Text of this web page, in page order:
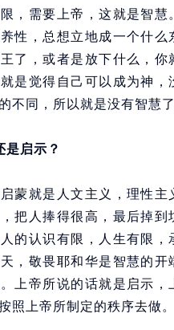
，需要上帝，这就是智慧
性，总想立地成一个什么
了，或者是放下什么，你
是觉得自己可以成为神，
不同，所以就是没有智慧了
是启示？
蒙就是人文主义，理性主
把人捧得很高，最后掉到
的认识有限，人生有限，
，敬畏耶和华是智慧的开
上帝所说的话就是启示，
照上帝所制定的秩序去做。